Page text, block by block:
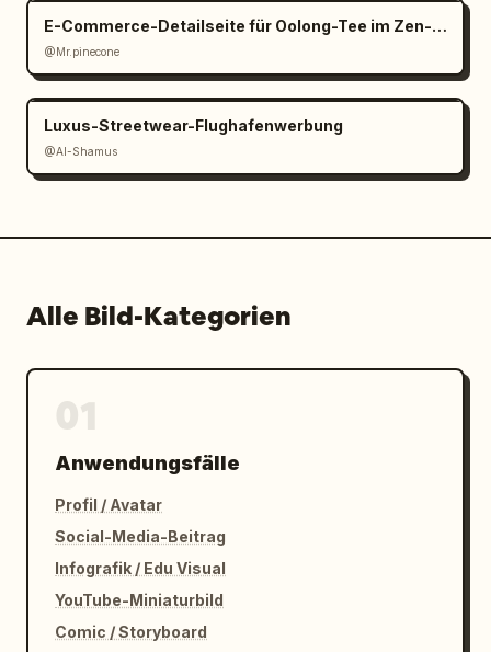
E-Commerce-Detailseite für Oolong-Tee im Zen-Stil
@Mr.pinecone
Luxus-Streetwear-Flughafenwerbung
@Al-Shamus
Alle Bild-Kategorien
Anwendungsfälle
Profil / Avatar
Social-Media-Beitrag
Infografik / Edu Visual
YouTube-Miniaturbild
Comic / Storyboard